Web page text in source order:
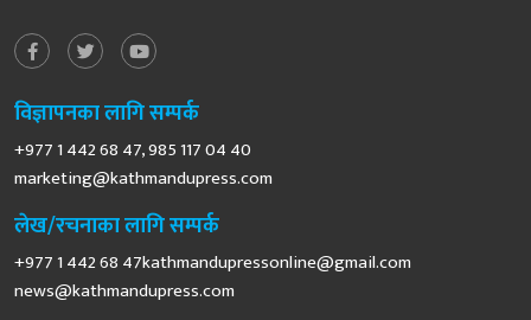
विज्ञापनका लागि सम्पर्क
+977 1 442 68 47, 985 117 04 40
marketing@kathmandupress.com
लेख/रचनाका लागि सम्पर्क
+977 1 442 68 47kathmandupressonline@gmail.com
news@kathmandupress.com